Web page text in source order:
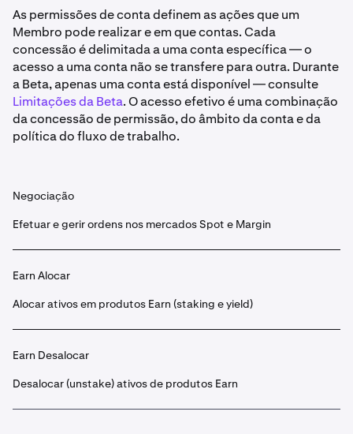
As permissões de conta definem as ações que um
Membro pode realizar e em que contas. Cada
concessão é delimitada a uma conta específica — o
acesso a uma conta não se transfere para outra. Durante
a Beta, apenas uma conta está disponível — consulte
Limitações da Beta. O acesso efetivo é uma combinação
da concessão de permissão, do âmbito da conta e da
política do fluxo de trabalho.
Negociação
Efetuar e gerir ordens nos mercados Spot e Margin
Earn Alocar
Alocar ativos em produtos Earn (staking e yield)
Earn Desalocar
Desalocar (unstake) ativos de produtos Earn